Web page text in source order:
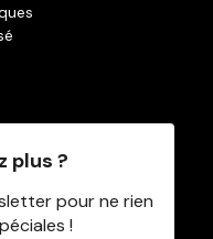
plus ?
pour ne rien
!